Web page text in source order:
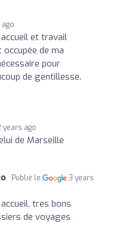
ago
et travail
de ma
pour
de gentillesse.
years ago
de Marseille
Publié le
3 years
tres bons
de voyages